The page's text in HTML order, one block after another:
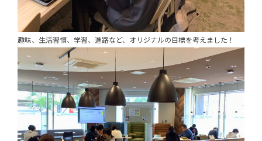
趣味、生活習慣、学習、進路など、オリジナルの目標を考えました！